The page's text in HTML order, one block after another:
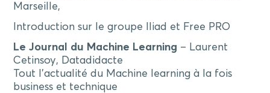
Marseille,
Introduction sur le groupe Iliad et Free PRO
Le Journal du Machine Learning – Laurent
Cetinsoy, Datadidacte
Tout l’actualité du Machine learning à la fois
business et technique